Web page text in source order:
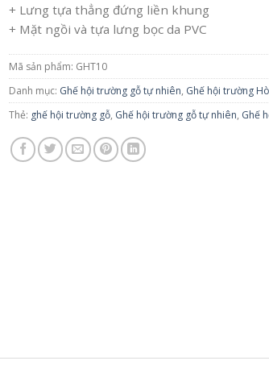
+ Lưng tựa thẳng đứng liền khung
+ Mặt ngồi và tựa lưng bọc da PVC
Mã sản phẩm: GHT10
Danh mục: Ghế hội trường gỗ tự nhiên, Ghế hội trường
Thẻ: ghế hội trường gỗ, Ghế hội trường gỗ tự nhiên, Ghế